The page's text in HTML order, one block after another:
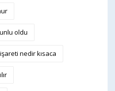
oldu
nedir kısaca